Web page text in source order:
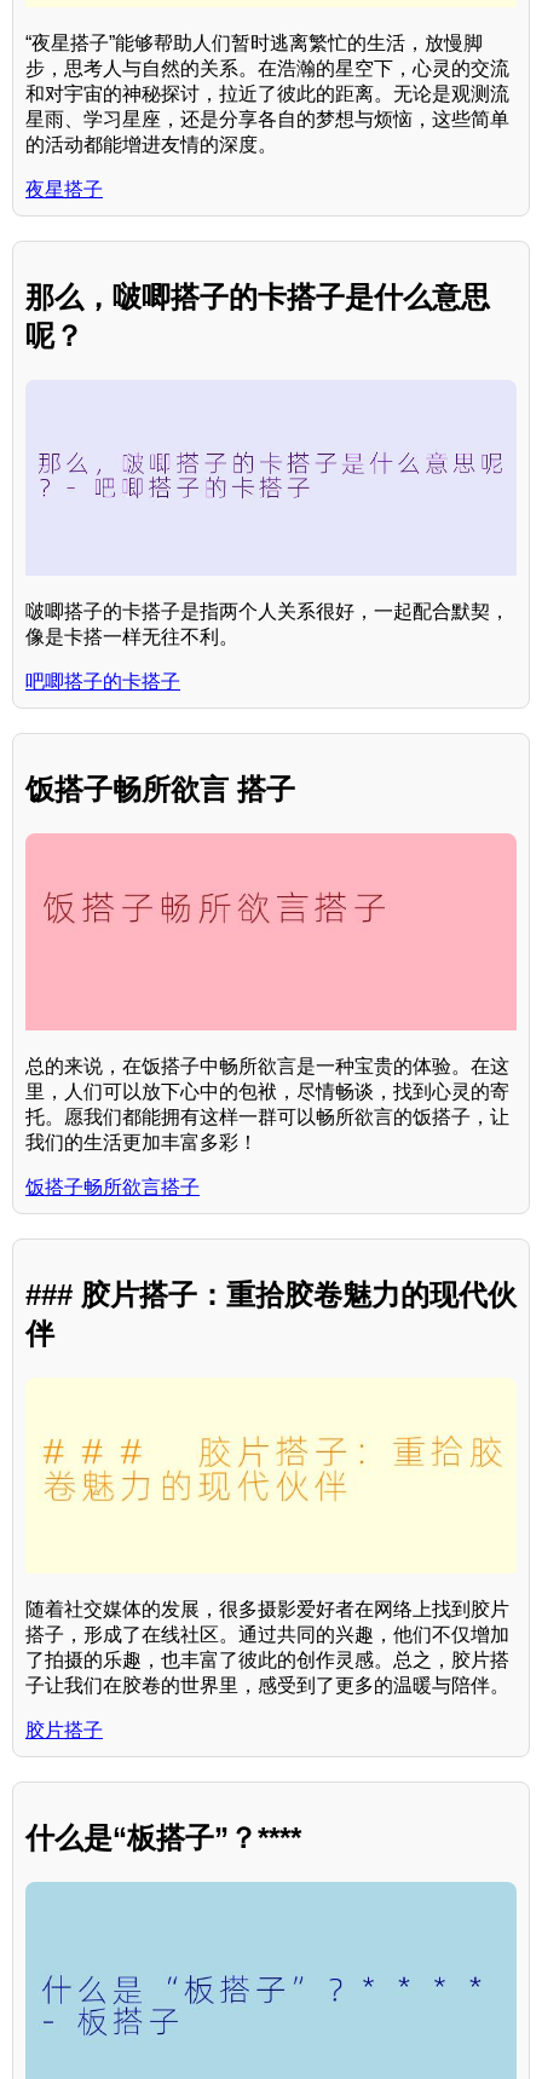
“夜星搭子”能够帮助人们暂时逃离繁忙的生活，放慢脚
步，思考人与自然的关系。在浩瀚的星空下，心灵的交流
和对宇宙的神秘探讨，拉近了彼此的距离。无论是观测流
星雨、学习星座，还是分享各自的梦想与烦恼，这些简单
的活动都能增进友情的深度。
夜星搭子
那么，啵唧搭子的卡搭子是什么意思
呢？
啵唧搭子的卡搭子是指两个人关系很好，一起配合默契，
像是卡搭一样无往不利。
吧唧搭子的卡搭子
饭搭子畅所欲言 搭子
总的来说，在饭搭子中畅所欲言是一种宝贵的体验。在这
里，人们可以放下心中的包袱，尽情畅谈，找到心灵的寄
托。愿我们都能拥有这样一群可以畅所欲言的饭搭子，让
我们的生活更加丰富多彩！
饭搭子畅所欲言搭子
### 胶片搭子：重拾胶卷魅力的现代伙
伴
随着社交媒体的发展，很多摄影爱好者在网络上找到胶片
搭子，形成了在线社区。通过共同的兴趣，他们不仅增加
了拍摄的乐趣，也丰富了彼此的创作灵感。总之，胶片搭
子让我们在胶卷的世界里，感受到了更多的温暖与陪伴。
胶片搭子
什么是“板搭子”？****